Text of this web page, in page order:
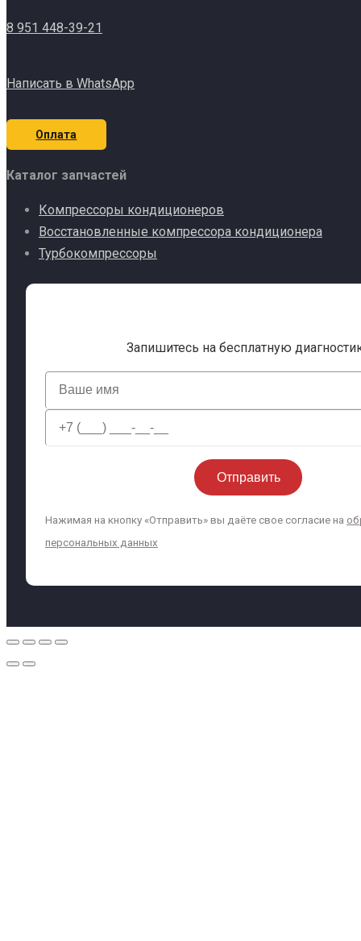
8 951 448-39-21
Написать в WhatsApp
Оплата
Каталог запчастей
Компрессоры кондиционеров
Восстановленные компрессора кондиционера
Турбокомпрессоры
Запишитесь на бесплатную
Нажимая на кнопку «Отправить» вы даёте свое согласие на
персональных данных